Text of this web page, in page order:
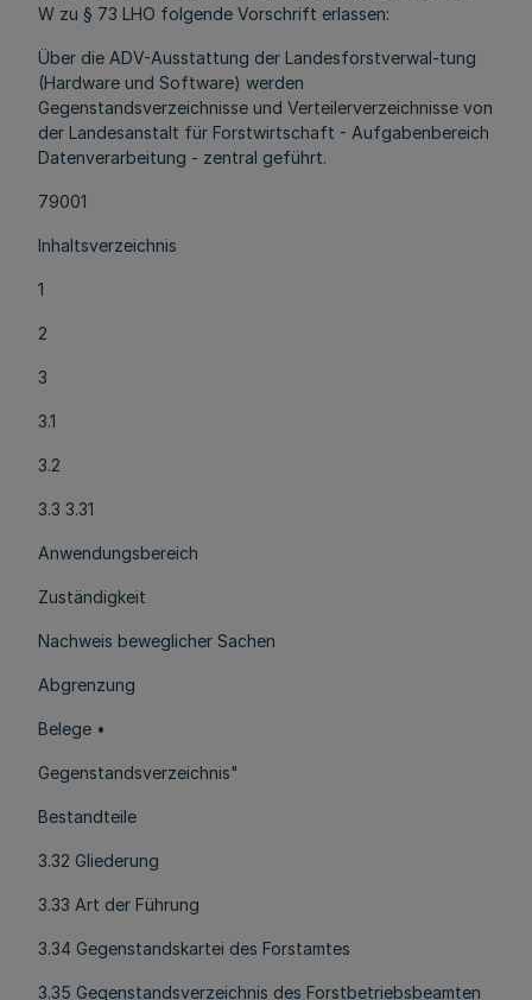
W zu § 73 LHO folgende Vorschrift erlassen:
Über die ADV-Ausstattung der Landesforstverwal-tung
(Hardware und Software) werden
Gegenstandsverzeichnisse und Verteilerverzeichnisse von
der Landesanstalt für Forstwirtschaft - Aufgabenbereich
Datenverarbeitung - zentral geführt.
79001
Inhaltsverzeichnis
1
2
3
3.1
3.2
3.3 3.31
Anwendungsbereich
Zuständigkeit
Nachweis beweglicher Sachen
Abgrenzung
Belege •
Gegenstandsverzeichnis"
Bestandteile
3.32 Gliederung
3.33 Art der Führung
3.34 Gegenstandskartei des Forstamtes
3.35 Gegenstandsverzeichnis des Forstbetriebsbeamten